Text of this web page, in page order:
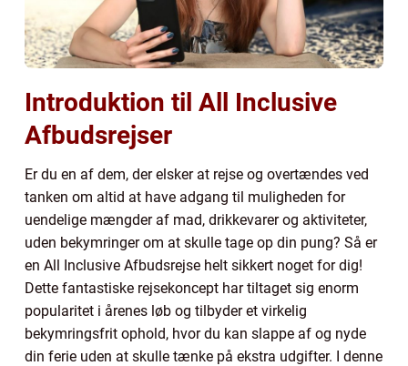
Introduktion til All Inclusive
Afbudsrejser
Er du en af dem, der elsker at rejse og overtændes ved
tanken om altid at have adgang til muligheden for
uendelige mængder af mad, drikkevarer og aktiviteter,
uden bekymringer om at skulle tage op din pung? Så er
en All Inclusive Afbudsrejse helt sikkert noget for dig!
Dette fantastiske rejsekoncept har tiltaget sig enorm
popularitet i årenes løb og tilbyder et virkelig
bekymringsfrit ophold, hvor du kan slappe af og nyde
din ferie uden at skulle tænke på ekstra udgifter. I denne